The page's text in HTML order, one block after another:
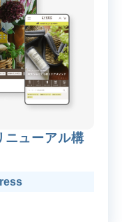
ニューアル構